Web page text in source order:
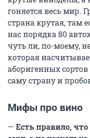
гоняется весь мир.
страна крутая, там
нас порядка 80
чуть ли, по-моему,
которая
аборигенных
саму страну и
Мифы про вино
— Есть правило,